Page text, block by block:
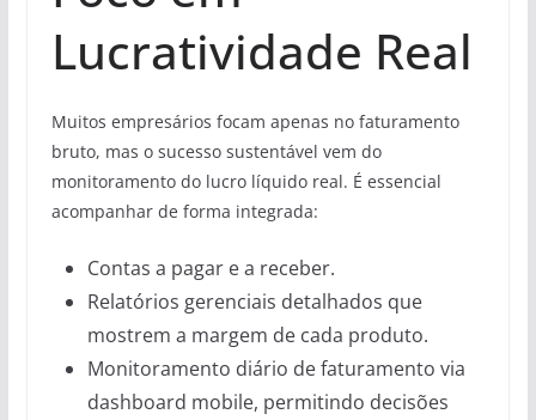
Lucratividade Real
Muitos empresários focam apenas no faturamento
bruto, mas o sucesso sustentável vem do
monitoramento do lucro líquido real. É essencial
acompanhar de forma integrada:
Contas a pagar e a receber.
Relatórios gerenciais detalhados que
mostrem a margem de cada produto.
Monitoramento diário de faturamento via
dashboard mobile, permitindo decisões